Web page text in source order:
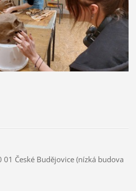
České Budějovice (nízká budova